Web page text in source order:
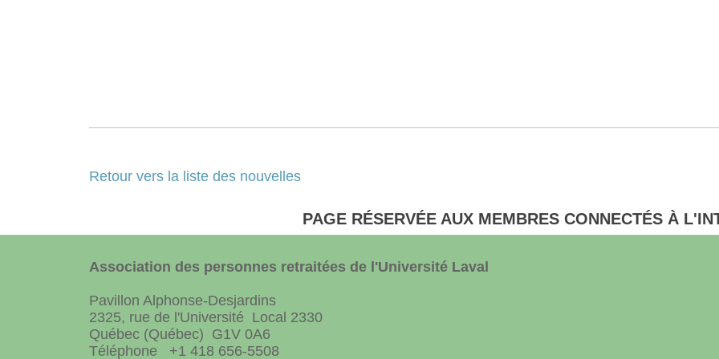
Retour vers la liste des nouvelles
PAGE RÉSERVÉE AUX MEMBRES CONNECTÉS À
Association des personnes retraitées de l'Université Laval
Pavillon Alphonse-Desjardins
2325, rue de l'Université Local 2330
Québec (Québec) G1V 0A6
Téléphone +1 418 656-5508